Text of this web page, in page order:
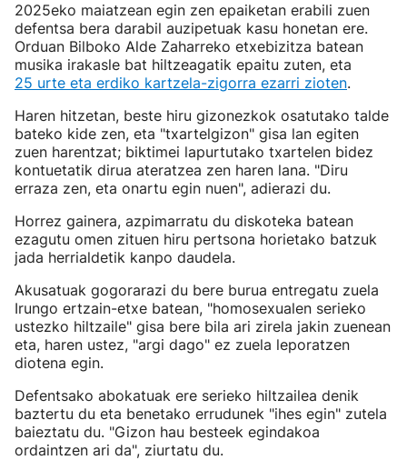
2025eko maiatzean egin zen epaiketan erabili zuen
defentsa bera darabil auzipetuak kasu honetan ere.
Orduan Bilboko Alde Zaharreko etxebizitza batean
musika irakasle bat hiltzeagatik epaitu zuten, eta
25 urte eta erdiko kartzela-zigorra ezarri zioten.
Haren hitzetan, beste hiru gizonezkok osatutako talde
bateko kide zen, eta "txartelgizon" gisa lan egiten
zuen harentzat; biktimei lapurtutako txartelen bidez
kontuetatik dirua ateratzea zen haren lana. "Diru
erraza zen, eta onartu egin nuen", adierazi du.
Horrez gainera, azpimarratu du diskoteka batean
ezagutu omen zituen hiru pertsona horietako batzuk
jada herrialdetik kanpo daudela.
Akusatuak gogorarazi du bere burua entregatu zuela
Irungo ertzain-etxe batean, "homosexualen serieko
ustezko hiltzaile" gisa bere bila ari zirela jakin zuenean
eta, haren ustez, "argi dago" ez zuela leporatzen
diotena egin.
Defentsako abokatuak ere serieko hiltzailea denik
baztertu du eta benetako errudunek "ihes egin" zutela
baieztatu du. "Gizon hau besteek egindakoa
ordaintzen ari da", ziurtatu du.